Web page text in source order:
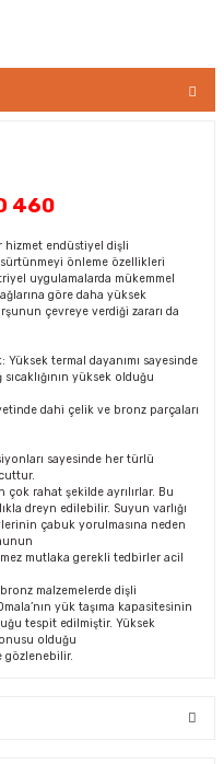
460
hizmet endüstiyel dişli
sürtünmeyi önleme özellikleri
uygulamalarda mükemmel
göre daha yüksek
çevreye verdiği zararı da
termal dayanımı sayesinde
yüksek olduğu
dahi çelik ve bronz parçaları
sayesinde her türlü
çok rahat şekilde ayrılırlar. Bu
dreyn edilebilir. Suyun varlığı
çabuk yorulmasına neden
mutlaka gerekli tedbirler acil
malzemelerde dişli
yük taşıma kapasitesinin
tespit edilmiştir. Yüksek
olduğu
gözlenebilir.